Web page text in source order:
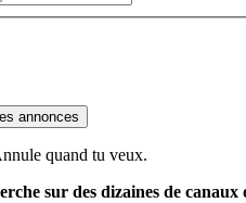
annonces
quand tu veux.
sur des dizaines de canaux